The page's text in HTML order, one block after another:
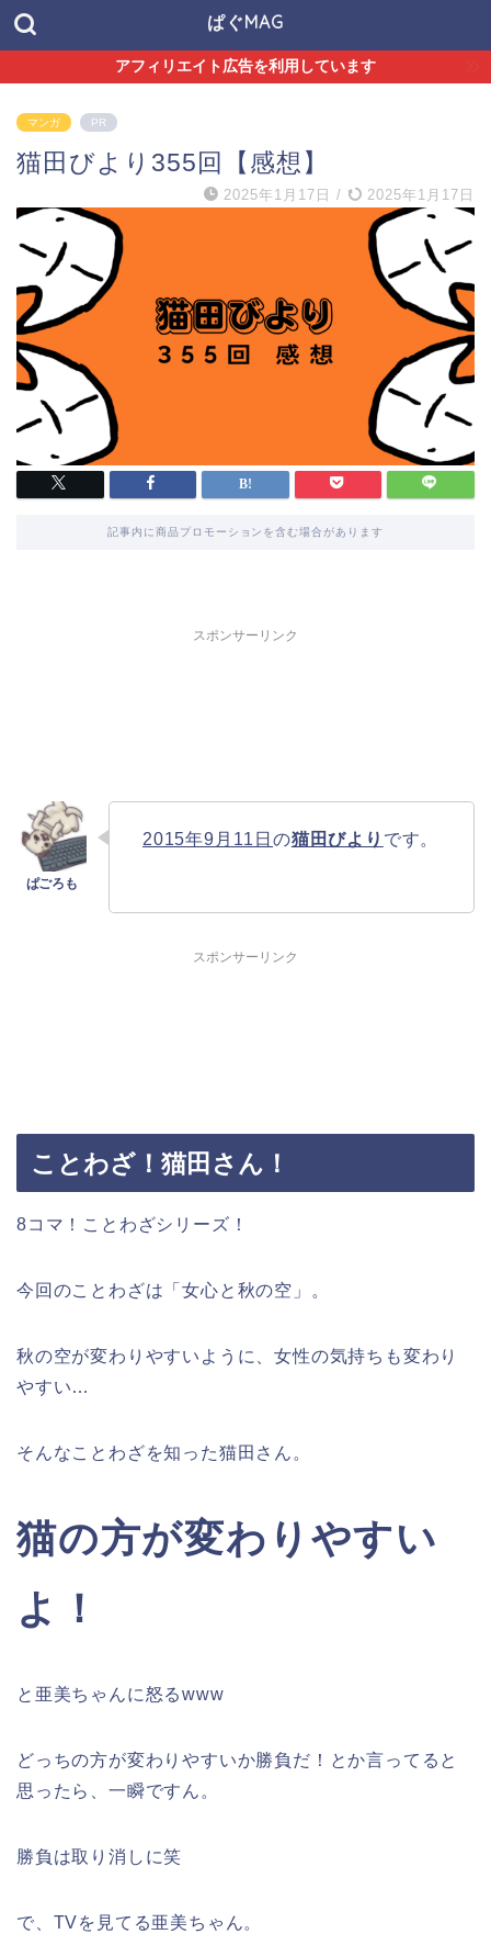
ぱぐMAG
アフィリエイト広告を利用しています
マンガ PR
猫田びより355回【感想】
2025年1月17日 / 2025年1月17日
記事内に商品プロモーションを含む場合があります
スポンサーリンク
2015年9月11日 の猫田びより です。
スポンサーリンク
ことわざ！猫田さん！
8コマ！ことわざシリーズ！
今回のことわざは「女心と秋の空」。
秋の空が変わりやすいように、女性の気持ちも変わり
やすい…
そんなことわざを知った猫田さん。
猫の方が変わりやすい
よ！
と亜美ちゃんに怒るwww
どっちの方が変わりやすいか勝負だ！とか言ってると
思ったら、一瞬ですん。
勝負は取り消しに笑
で、TVを見てる亜美ちゃん。